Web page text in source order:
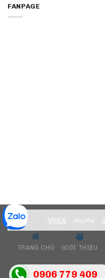
0906 779 409
FANPAGE
TRANG CHỦ GIỚI THIỆU